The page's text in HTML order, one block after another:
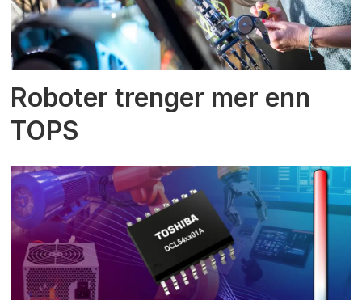
Roboter trenger mer enn
TOPS